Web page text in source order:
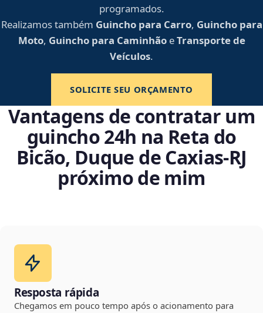
programados.
Realizamos também Guincho para Carro, Guincho para
Moto, Guincho para CaminhãoeTransporte de
Veículos.
SOLICITE SEU ORÇAMENTO
Vantagens de contratar um
guincho 24h na Reta do
Bicão, Duque de Caxias‑RJ
próximo de mim
Resposta rápida
Chegamos em pouco tempo após o acionamento para